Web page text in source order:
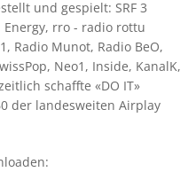
und gespielt: SRF 3
Energy, rro - radio rottu
Radio Munot, Radio BeO,
Neo1, Inside, KanalK,
schaffte «DO IT»
der landesweiten Airplay